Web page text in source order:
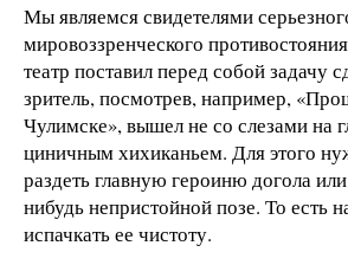
Мы являемся свидетелями
мировоззренческого
театр поставил перед собой задачу
зритель, посмотрев, например,
Чулимске», вышел не со слезами на
циничным хихиканьем. Для этого
раздеть главную героиню догола
нибудь непристойной позе. То есть
испачкать ее чистоту.